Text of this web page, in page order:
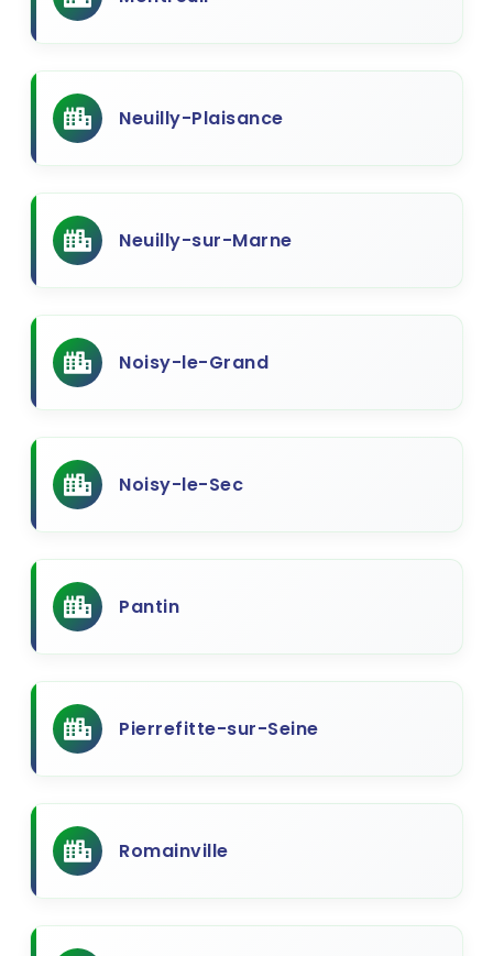
Neuilly-Plaisance
Neuilly-sur-Marne
Noisy-le-Grand
Noisy-le-Sec
Pantin
Pierrefitte-sur-Seine
Romainville